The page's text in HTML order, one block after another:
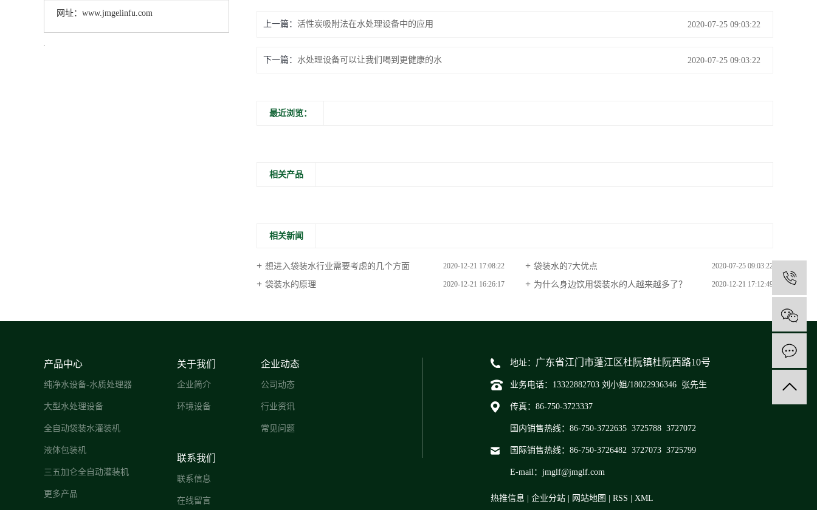
网址：www.jmgelinfu.com
上一篇： 活性炭吸附法在水处理设备中的应用 2020-07-25 09:03:22
下一篇： 水处理设备可以让我们喝到更健康的水 2020-07-25 09:03:22
最近浏览：
相关产品
相关新闻
想进入袋装水行业需要考虑的几个方面 2020-12-21 17:08:22 袋装水的7大优点 2020-07-25 09:03:22
袋装水的原理 2020-12-21 16:26:17 为什么身边饮用袋装水的人越来越多了？ 2020-12-21 17:12:49
产品中心
纯净水设备-水质处理器
大型水处理设备
全自动袋装水灌装机
液体包装机
三五加仑全自动灌装机
更多产品
关于我们
企业简介
环境设备
企业动态
公司动态
行业资讯
常见问题
联系我们
联系信息
在线留言
地址： 广东省江门市蓬江区杜阮镇杜阮西路10号
业务电话：13322882703 刘小姐/18022936346 张先生
传真：86-750-3723337
国内销售热线：86-750-3722635 3725788 3727072
国际销售热线：86-750-3726482 3727073 3725799
E-mail：jmglf@jmglf.com
热推信息 企业分站 网站地图 RSS XML